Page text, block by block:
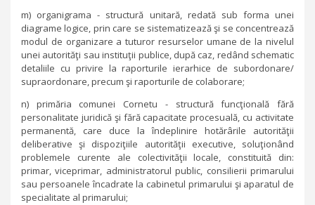
m) organigrama - structură unitară, redată sub forma unei
diagrame logice, prin care se sistematizează şi se concentrează
modul de organizare a tuturor resurselor umane de la nivelul
unei autorităţi sau instituţii publice, după caz, redând schematic
detaliile cu privire la raporturile ierarhice de subordonare/
supraordonare, precum şi raporturile de colaborare;
n) primăria comunei Cornetu - structură funcţională fără
personalitate juridică şi fără capacitate procesuală, cu activitate
permanentă, care duce la îndeplinire hotărârile autorităţii
deliberative şi dispoziţiile autorităţii executive, soluţionând
problemele curente ale colectivităţii locale, constituită din:
primar, viceprimar, administratorul public, consilierii primarului
sau persoanele încadrate la cabinetul primarului şi aparatul de
specialitate al primarului;